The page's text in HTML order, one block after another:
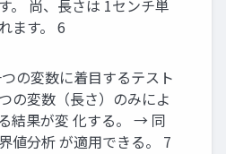
。 尚、長さは 1センチ単
ます。 6
の変数に着目するテスト
の変数（長さ）のみによ
結果が変 化する。 → 同
値分析 が適用できる。 7